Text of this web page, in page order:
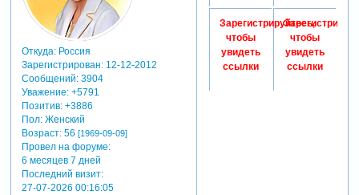
Откуда:Россия
Зарегистрирован: 12-12-2012
Сообщений:3904
Уважение: +5791
Позитив: +3886
Пол:Женский
Возраст:56 [1969-09-09]
Провел на форуме:
6 месяцев 7 дней
Последний визит:
27-07-2026 00:16:05
Зарегистрируйтесь,
чтобы
увидеть
ссылки
чтобы
увидеть
ссылки